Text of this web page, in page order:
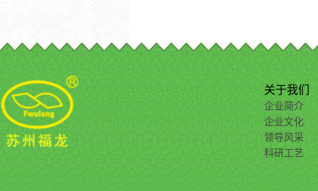
关于我们
企业简介
企业文化
领导风采
科研工艺